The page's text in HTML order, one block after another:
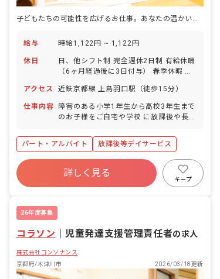
子どもたちの可能性を広げるお仕事。あなたの温かい心で、未来を育みませんか？
給与 時給1,122円 ~ 1,122円
休日
日、他シフト制 完全週休2日制 有給休暇
（6ヶ月経過後に3日付与） 春季休暇 年
アクセス
近鉄京都線 上鳥羽口駅（徒歩15分）
仕事内容
障害のある小学1年生から高校3年生まで
のお子様をご自宅や学校 に放課後や長期
事です。 *特色のあるプログラム形式で
療育をするお仕事です。 ※児童指導員の
資格をお持ちの方 幼稚園または小中高教
諭資格者 もしくは高校卒業者で放課後等
デイサービス指導員の実務経験 2年を有
パート・アルバイト 放課後等デイサービス
詳しく見る
キープ
26年度募集
コラソン ｜児童発達支援管理責任者の求人
株式会社コンソナンス
京都府/木津川市
2026/03/18更新